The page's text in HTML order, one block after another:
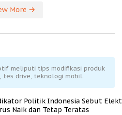
More
meliputi tips modifikasi produk
tes drive, teknologi mobil.
Politik Indonesia Sebut
Naik dan Tetap Teratas